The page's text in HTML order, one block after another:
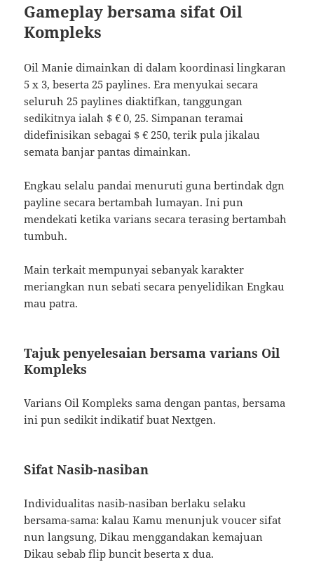
Gameplay bersama sifat Oil
Kompleks
Oil Manie dimainkan di dalam koordinasi lingkaran
5 x 3, beserta 25 paylines. Era menyukai secara
seluruh 25 paylines diaktifkan, tanggungan
sedikitnya ialah $ € 0, 25. Simpanan teramai
didefinisikan sebagai $ € 250, terik pula jikalau
semata banjar pantas dimainkan.
Engkau selalu pandai menuruti guna bertindak dgn
payline secara bertambah lumayan. Ini pun
mendekati ketika varians secara terasing bertambah
tumbuh.
Main terkait mempunyai sebanyak karakter
meriangkan nun sebati secara penyelidikan Engkau
mau patra.
Tajuk penyelesaian bersama varians Oil
Kompleks
Varians Oil Kompleks sama dengan pantas, bersama
ini pun sedikit indikatif buat Nextgen.
Sifat Nasib-nasiban
Individualitas nasib-nasiban berlaku selaku
bersama-sama: kalau Kamu menunjuk voucer sifat
nun langsung, Dikau menggandakan kemajuan
Dikau sebab flip buncit beserta x dua.